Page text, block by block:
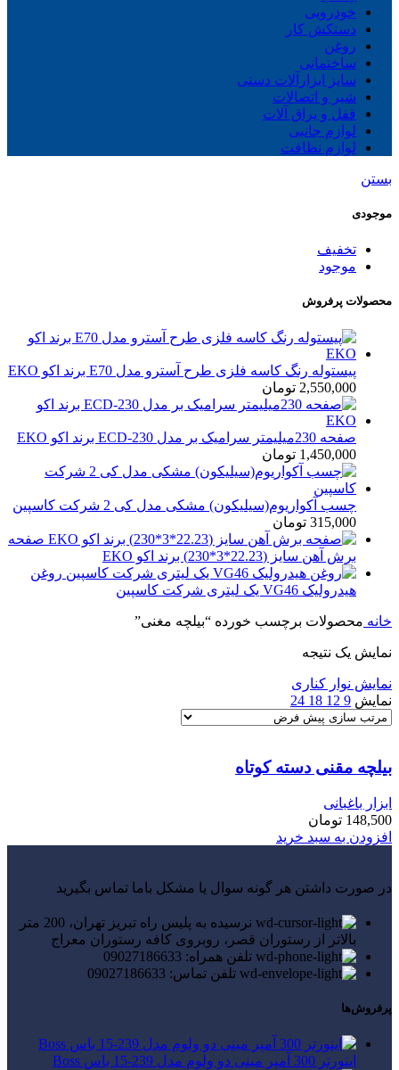
خودرویی
دستکش کار
روغن
ساختمانی
سایز ابزارآلات دستی
شیر و اتصالات
قفل و یراق آلات
لوازم جانبی
لوازم نظافت
بستن
موجودی
تخفیف
موجود
محصولات پرفروش
پیستوله رنگ کاسه فلزی طرح آسترو مدل E70 برند اکو EKO
2,550,000 تومان
صفحه 230میلیمتر سرامیک بر مدل ECD-230 برند اکو EKO
1,450,000 تومان
چسب آکواریوم(سیلیکون) مشکی مدل کی 2 شرکت کاسپین
315,000 تومان
صفحه
برش آهن سایز (22.23*3*230) برند اکو EKO
روغن
هیدرولیک VG46 یک لیتری شرکت کاسپین
خانه محصولات برچسب خورده “بیلچه مغنی”
نمایش یک نتیجه
نمایش نوار کناری
نمایش 9
12
18
24
بیلچه مقنی دسته کوتاه
ابزار باغبانی
148,500 تومان
افزودن به سبد خرید
در صورت داشتن هر گونه سوال یا مشکل باما تماس بگیرید
نرسیده به پلیس راه تبریز تهران، 200 متر
بالاتر از رستوران قصر، روبروی کافه رستوران معراج
تلفن همراه: 09027186633
تلفن تماس: 09027186633
پرفروش‌ها
اینورتر 300 آمپر مینی دو ولوم مدل 239-15 باس Boss